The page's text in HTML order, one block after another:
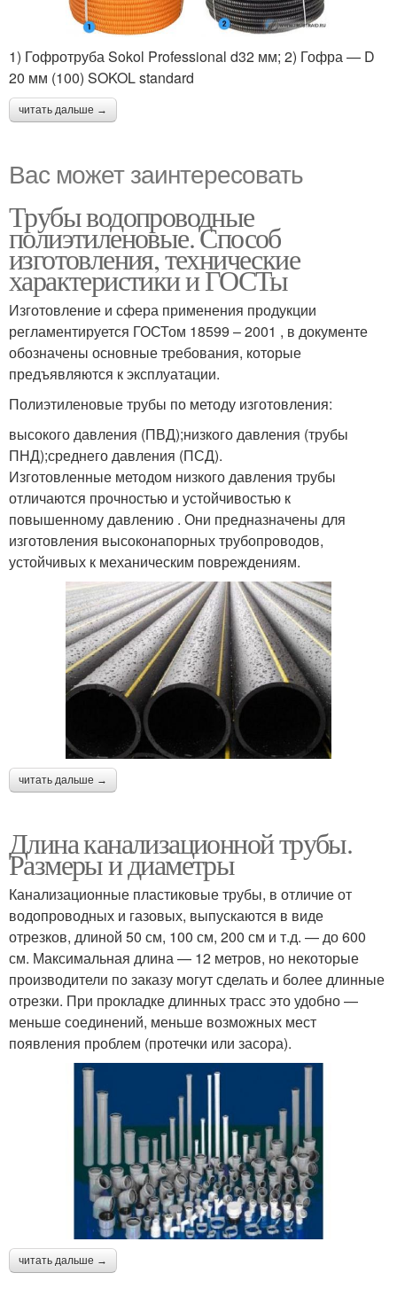
1) Гофротруба Sokol Professional d32 мм; 2) Гофра — D
20 мм (100) SOKOL standard
читать дальше →
Вас может заинтересовать
Трубы водопроводные
полиэтиленовые. Способ
изготовления, технические
характеристики и ГОСТы
Изготовление и сфера применения продукции
регламентируется ГОСТом 18599 – 2001 , в документе
обозначены основные требования, которые
предъявляются к эксплуатации.
Полиэтиленовые трубы по методу изготовления:
высокого давления (ПВД);низкого давления (трубы
ПНД);среднего давления (ПСД).
Изготовленные методом низкого давления трубы
отличаются прочностью и устойчивостью к
повышенному давлению . Они предназначены для
изготовления высоконапорных трубопроводов,
устойчивых к механическим повреждениям.
читать дальше →
Длина канализационной трубы.
Размеры и диаметры
Канализационные пластиковые трубы, в отличие от
водопроводных и газовых, выпускаются в виде
отрезков, длиной 50 см, 100 см, 200 см и т.д. — до 600
см. Максимальная длина — 12 метров, но некоторые
производители по заказу могут сделать и более длинные
отрезки. При прокладке длинных трасс это удобно —
меньше соединений, меньше возможных мест
появления проблем (протечки или засора).
читать дальше →